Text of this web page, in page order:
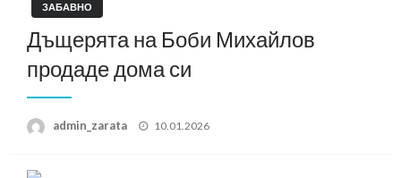
ЗАБАВНО
Дъщерята на Боби Михайлов
продаде дома си
admin_zarata
Posted
10.01.2026